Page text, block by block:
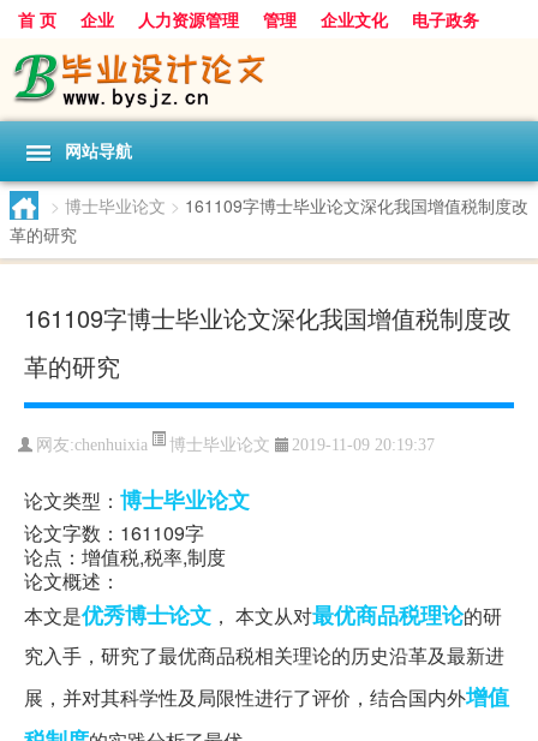
首 页 企业 人力资源管理 管理 企业文化
电子政务
数据
旅游 项目 浅谈 发展
网站导航
> 博士毕业论文 > 161109字博士毕业论文深化我国增值税制度改
革的研究
161109字博士毕业论文深化我国增值税制度改
革的研究
网友:chenhuixia 博士毕业论文 2019-11-09 20:19:37
论文类型： 博士毕业论文
论文字数：161109字
论点：增值税,税率,制度
论文概述：
本文是优秀博士论文 ， 本文从对最优商品税理论的研
究入手，研究了最优商品税相关理论的历史沿革及最新进
展，并对其科学性及局限性进行了评价，结合国内外增值